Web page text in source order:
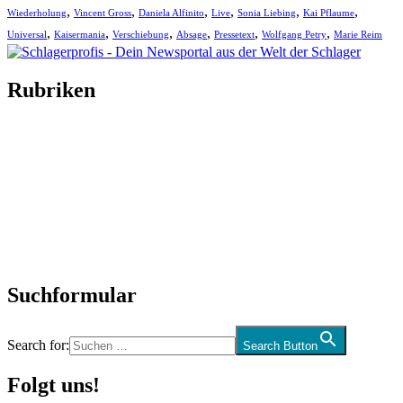
Wiederholung, Vincent Gross, Daniela Alfinito, Live, Sonia Liebing, Kai Pflaume,
Universal, Kaisermania, Verschiebung, Absage, Pressetext, Wolfgang Petry, Marie Reim
Rubriken
Suchformular
Search for: Search Button
Folgt uns!